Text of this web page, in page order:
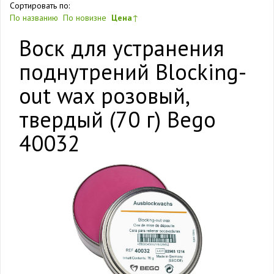
Сортировать по:
По названию По новизне Цена↑
Воск для устранения
поднутрений Blocking-
out wax розовый,
твердый (70 г) Bego
40032